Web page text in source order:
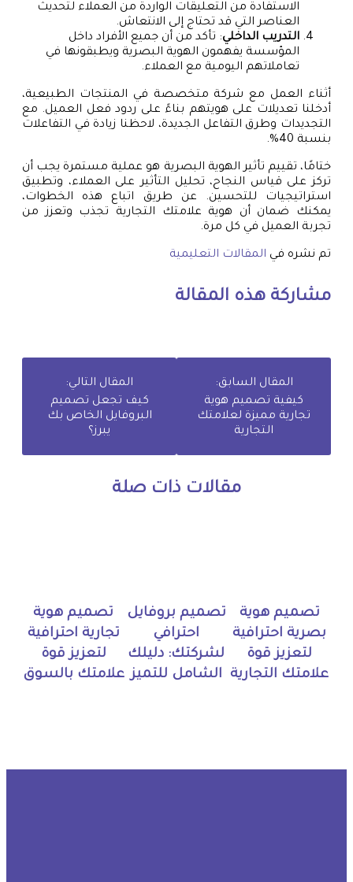
الاستفادة من التعليقات الواردة من العملاء لتحديث
العناصر التي قد تحتاج إلى الانتعاش.
التدريب الداخلي: تأكد من أن جميع الأفراد داخل
المؤسسة يفهمون الهوية البصرية ويطبقونها في
تعاملاتهم اليومية مع العملاء.
أثناء العمل مع شركة متخصصة في المنتجات الطبيعية،
أدخلنا تعديلات على هويتهم بناءً على ردود فعل العميل. مع
التجديدات وطرق التفاعل الجديدة، لاحظنا زيادة في التفاعلات
بنسبة 40%.
ختامًا، تقييم تأثير الهوية البصرية هو عملية مستمرة يجب أن
تركز على قياس النجاح، تحليل التأثير على العملاء، وتطبيق
استراتيجيات للتحسين. عن طريق اتباع هذه الخطوات،
يمكنك ضمان أن هوية علامتك التجارية تجذب وتعزز من
تجربة العميل في كل مرة.
تم نشره في المقالات التعليمية
مشاركة هذه المقالة
المقال السابق:
كيفية تصميم هوية
تجارية مميزة لعلامتك
التجارية
المقال التالي:
كيف تجعل تصميم
البروفايل الخاص بك
يبرز؟
مقالات ذات صلة
تصميم هوية
بصرية احترافية
لتعزيز قوة
علامتك التجارية
تصميم بروفايل
احترافي
لشركتك: دليلك
الشامل للتميز
تصميم هوية
تجارية احترافية
لتعزيز قوة
علامتك بالسوق